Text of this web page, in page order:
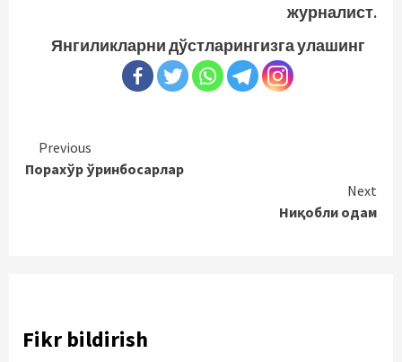
журналист.
Янгиликларни дўстларингизга улашинг
Continue
Reading
Previous
Порахўр ўринбосарлар
Next
Ниқобли одам
Fikr bildirish